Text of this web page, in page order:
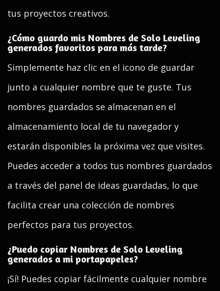
tus proyectos creativos.
¿Cómo guardo mis Nombres de Solo Leveling
generados favoritos para más tarde?
Simplemente haz clic en el icono de guardar
junto a cualquier nombre que te guste. Tus
nombres guardados se almacenan en el
almacenamiento local de tu navegador y
estarán disponibles la próxima vez que visites.
Puedes acceder a todos tus nombres guardados
a través del panel de ideas guardadas, lo que
facilita crear una colección de nombres
perfectos para tus proyectos.
¿Puedo copiar Nombres de Solo Leveling
generados a mi portapapeles?
¡Sí! Puedes copiar fácilmente cualquier nombre